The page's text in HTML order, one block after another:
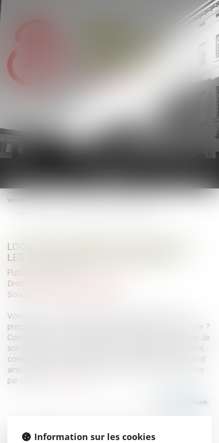
le
menu
Vous êtes ici :
LOCATION D'UN MEUBLÉ : QUELLES SONT
LES OBLIGATIONS DU PROPRIÉTAIRE ?
Publié le :
Droit immobilier
Source :
Vous louez une location meublée comme résidence
principale ? Doit-il comporter un aspirateur et une couette ?
Connaissez-vous les obligations du propriétaire vis-à-vis de
son locataire ? Le bailleur doit fournir un logement décent,
comportant un certain nombre d'équipements en bon état
ainsi qu'un ameublement minimum dont la liste a été fixée
par décret...
Information sur les cookies